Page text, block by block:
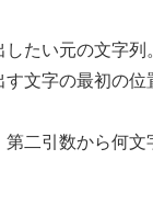
たい元の文字列
文字の最初の位
第二引数から何文